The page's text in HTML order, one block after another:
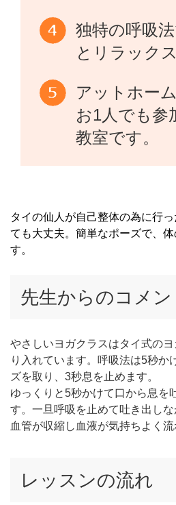
独特の呼吸
とリラック
アットホー
お1人でも参
教室です。
タイの仙人が自己整体の為に行
ても大丈夫。簡単なポーズで、
す。
先生からのコメン
やさしいヨガクラスはタイ式の
り入れています。呼吸法は5秒か
ズを取り、3秒息を止めます。
ゆっくりと5秒かけて口から息を
す。一旦呼吸を止めて吐き出しな
血管が収縮し血液が気持ちよく流
レッスンの流れ